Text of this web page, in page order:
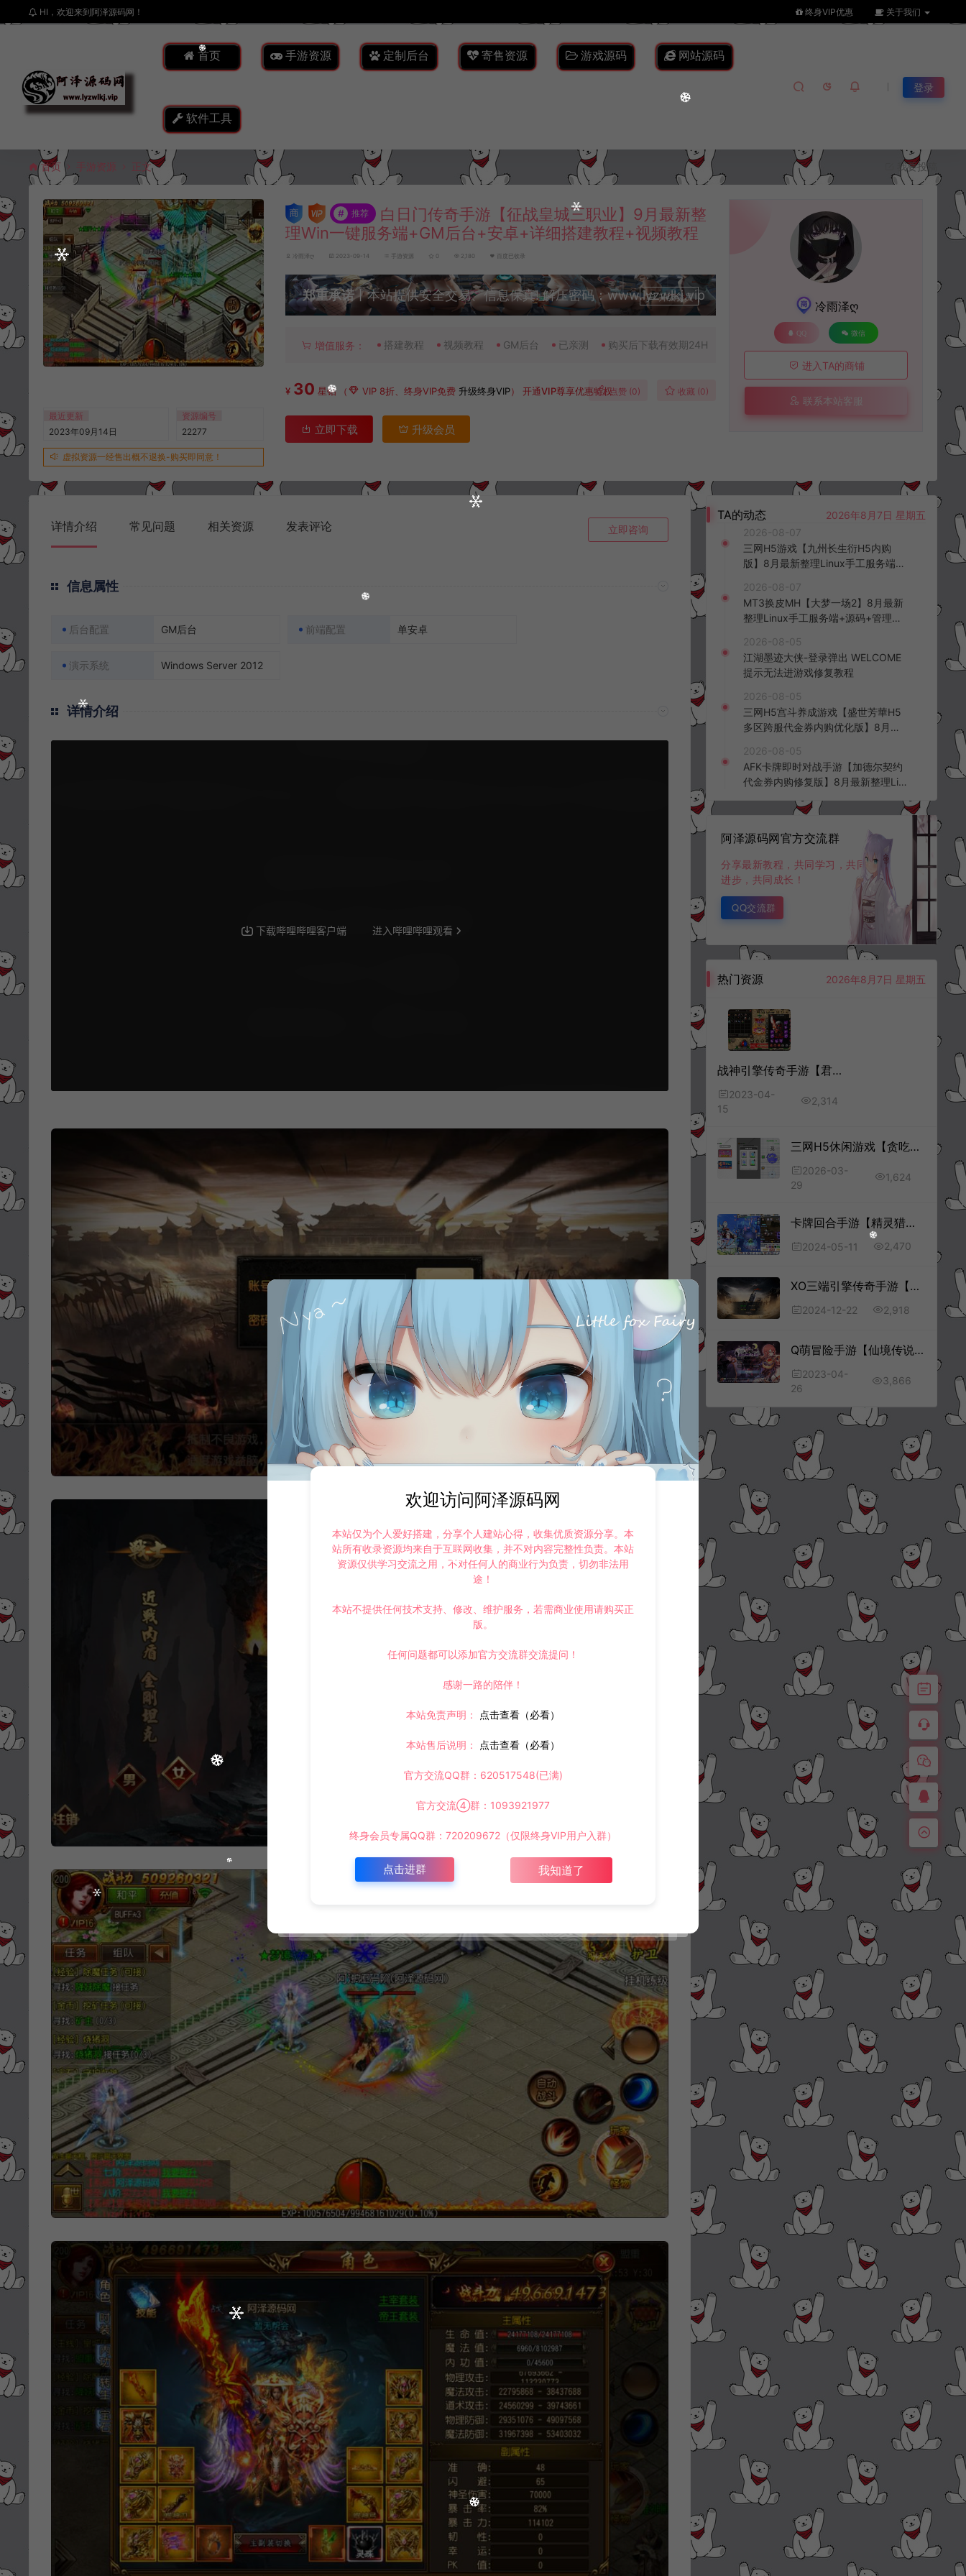
HI，欢迎来到阿泽源码网！ 终身VIP优惠 关于我们
首页 手游资源 定制后台 寄售资源 游戏源码 网站源码
软件工具
登录
首页 手游资源 正文 我要投稿
最近更新
2023年09月14日
资源编号
22277
虚拟资源一经售出概不退换-购买即同意！
# 推荐
白日门传奇手游【征战皇城三职业】9月最新整
理Win一键服务端+GM后台+安卓+详细搭建教程+视频教程
冷雨泽ღ 2023-09-14 手游资源 0 2,180 百度已收录
郑重承诺丨本站提供安全交易、信息保真! 解压密码：www.lyzwlkj.vip
升级会员
增值服务： 搭建教程 视频教程 GM后台 已亲测 购买后下载有效期24H
¥ 30 星钻 （ VIP 8折、终身VIP免费 升级终身VIP）开通VIP尊享优惠特权点赞 (0) 收藏 (0)
立即下载 升级会员
冷雨泽ღ
QQ 微信
进入TA的商铺
联系本站客服
详情介绍 常见问题 相关资源 发表评论 立即咨询
信息属性
后台配置 GM后台 前端配置 单安卓
演示系统 Windows Server 2012
详情介绍
TA的动态
2026年8月7日 星期五
2026-08-07
三网H5游戏【九州长生衍H5内购
版】8月最新整理Linux手工服务端
客户端+详细搭建教程+视频教程
2026-08-07
MT3换皮MH【大梦一场2】8月最新
整理Linux手工服务端+源码+管理后
频教程
2026-08-05
江湖墨迹大侠-登录弹出 WELCOME
提示无法进游戏修复教程
2026-08-05
三网H5宫斗养成游戏【盛世芳華H5
多区跨服代金券内购优化版】8月最
台+全资源安卓+详细搭建教程+视频
教程
2026-08-05
AFK卡牌即时对战手游【加德尔契约
代金券内购修复版】8月最新整理Lin
K授权后台+安卓苹果双端+详细搭建
阿泽源码网官方交流群
分享最新教程，共同学习，共同
进步，共同成长！
QQ交流群
热门资源 2026年8月7日 星期五
战神引擎传奇手游【君临冰雪单职业18大陆】4月最新整理Win一键服务端+坐骑时装+魂环神力+GM后台+安卓+详细搭建教程+视频教程
2023-04-
15
2,314
三网H5休闲游戏【贪吃豆豆H5】3月最新整理Linux手工服务端+Win一键服务端+解压即玩+简易安卓客户端+详细搭建教程
2026-03-
29
1,624
卡牌回合手游【精灵猎人】5月最新整理Linux手工服务端+多区跨服+CDK授权后台+安卓苹果双端+详细搭建教程+视频教程
2024-05-11 2,470
XO三端引擎传奇手游【龙腾九州】10月最新整理Win一键服务端+攻略+加密工具+PC安卓苹果+详细搭建教程+视频教程
2024-12-22 2,918
Q萌冒险手游【仙境传说RO之黑色派对】4月最新整理Linux手工服务端+安卓+详细搭建教程+视频教程
2023-04-
26
3,866
欢迎访问阿泽源码网
本站仅为个人爱好搭建，分享个人建站心得，收集优质资源分享。本
站所有收录资源均来自于互联网收集，并不对内容完整性负责。本站
资源仅供学习交流之用，不对任何人的商业行为负责，切勿非法用
途！
本站不提供任何技术支持、修改、维护服务，若需商业使用请购买正
版。
任何问题都可以添加官方交流群交流提问！
感谢一路的陪伴！
本站免责声明： 点击查看（必看）
本站售后说明： 点击查看（必看）
官方交流QQ群：620517548(已满)
官方交流④群：1093921977
终身会员专属QQ群：720209672（仅限终身VIP用户入群）
点击进群 我知道了